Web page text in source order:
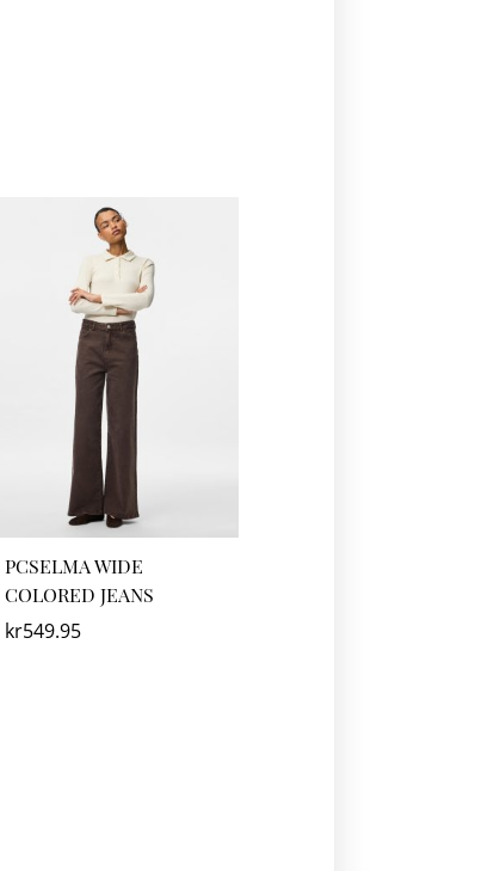
PCSELMA WIDE
COLORED JEANS
kr549.95